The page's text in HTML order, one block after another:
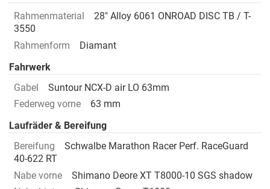
Rahmenmaterial
28" Alloy 6061 ONROAD DISC TB / T-
3550
Rahmenform
Diamant
Fahrwerk
Gabel
Suntour NCX-D air LO 63mm
Federweg vorne
63 mm
Laufräder & Bereifung
Bereifung
Schwalbe Marathon Racer Perf. RaceGuard
40-622 RT
Nabe vorne
Shimano Deore XT T8000-10 SGS shadow